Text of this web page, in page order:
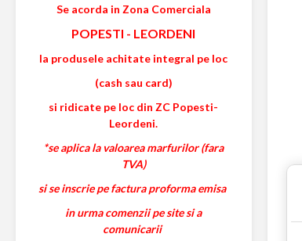
Se acorda in Zona Comerciala
POPESTI - LEORDENI
la produsele achitate integral pe loc
(cash sau card)
si ridicate pe loc din ZC Popesti-
Leordeni.
*se aplica la valoarea marfurilor (fara
TVA)
si se inscrie pe factura proforma emisa
in urma comenzii pe site si a
comunicarii